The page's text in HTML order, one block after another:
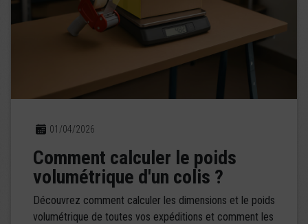
01/04/2026
Comment calculer le poids
volumétrique d'un colis ?
Découvrez comment calculer les dimensions et le poids
volumétrique de toutes vos expéditions et comment les